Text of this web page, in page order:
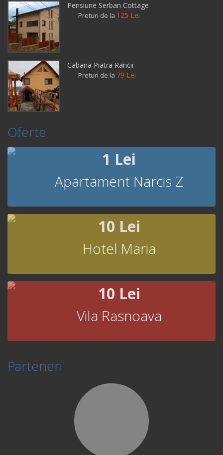
Pensiune Serban Cottage
Preturi de la 125 Lei
Cabana Piatra Rancii
Preturi de la 79 Lei
Oferte
1 Lei
Apartament Narcis Z
10 Lei
Hotel Maria
10 Lei
Vila Rasnoava
Parteneri